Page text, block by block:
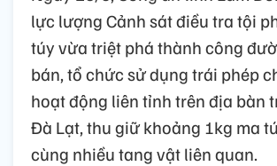
lực lượng Cảnh sát điều tra tội
túy vừa triệt phá thành công
bán, tổ chức sử dụng trái phép
hoạt động liên tỉnh trên địa bàn
Đà Lạt, thu giữ khoảng 1kg ma
cùng nhiều tang vật liên quan.